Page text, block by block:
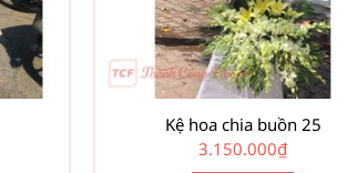
Kệ hoa chia buồn 25
3.150.000₫